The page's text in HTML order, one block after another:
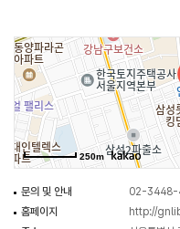
아동서, 연속간행물과 비도서 등
250m
문의 및 안내
02-3448-
홈페이지
http://